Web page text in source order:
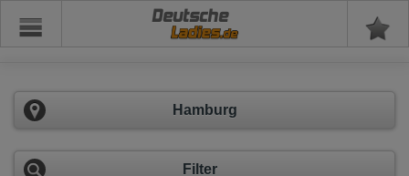
Deutsche
Hamburg
Filter